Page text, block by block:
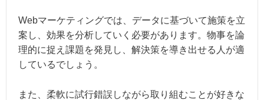
Webマーケティングでは、データに基づいて施策を立
案し、効果を分析していく必要があります。物事を論
理的に捉え課題を発見し、解決策を導き出せる人が適
しているでしょう。
また、柔軟に試行錯誤しながら取り組むことが好きな